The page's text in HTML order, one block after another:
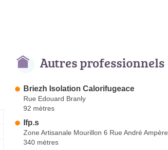
Autres professionnels
Briezh Isolation Calorifugeace
Rue Edouard Branly
92 mètres
Ifp.s
Zone Artisanale Mourillon 6 Rue André Ampère
340 mètres